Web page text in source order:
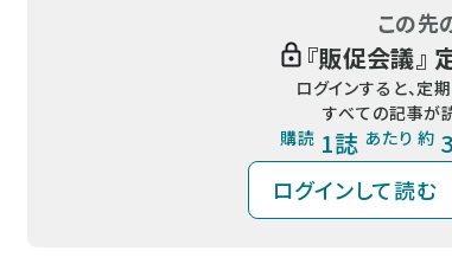
この先
『販促会議』
ログインすると、定
すべての記事が
購読 1誌 あたり 約
ログインして読む